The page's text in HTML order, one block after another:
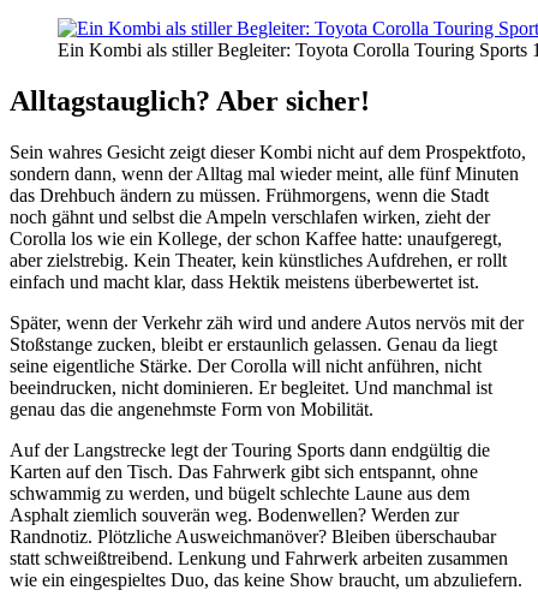
Ein Kombi als stiller Begleiter: Toyota Corolla Touring
Alltagstauglich? Aber sicher!
Sein wahres Gesicht zeigt dieser Kombi nicht auf dem Prospektfoto,
sondern dann, wenn der Alltag mal wieder meint, alle fünf Minuten
das Drehbuch ändern zu müssen. Frühmorgens, wenn die Stadt
noch gähnt und selbst die Ampeln verschlafen wirken, zieht der
Corolla los wie ein Kollege, der schon Kaffee hatte: unaufgeregt,
aber zielstrebig. Kein Theater, kein künstliches Aufdrehen, er rollt
einfach und macht klar, dass Hektik meistens überbewertet ist.
Später, wenn der Verkehr zäh wird und andere Autos nervös mit der
Stoßstange zucken, bleibt er erstaunlich gelassen. Genau da liegt
seine eigentliche Stärke. Der Corolla will nicht anführen, nicht
beeindrucken, nicht dominieren. Er begleitet. Und manchmal ist
genau das die angenehmste Form von Mobilität.
Auf der Langstrecke legt der Touring Sports dann endgültig die
Karten auf den Tisch. Das Fahrwerk gibt sich entspannt, ohne
schwammig zu werden, und bügelt schlechte Laune aus dem
Asphalt ziemlich souverän weg. Bodenwellen? Werden zur
Randnotiz. Plötzliche Ausweichmanöver? Bleiben überschaubar
statt schweißtreibend. Lenkung und Fahrwerk arbeiten zusammen
wie ein eingespieltes Duo, das keine Show braucht, um abzuliefern.